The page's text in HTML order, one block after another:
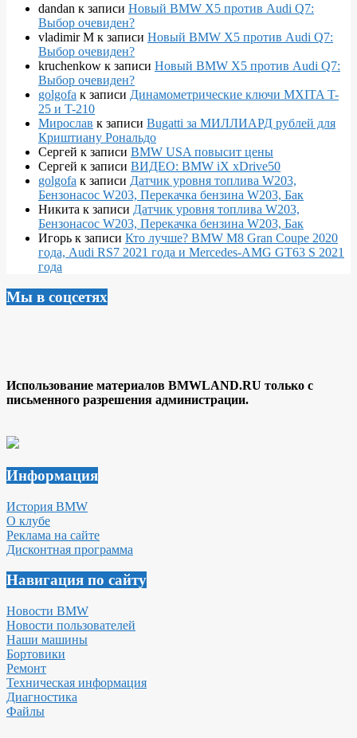
dandan к записи Новый BMW X5 против Audi Q7:
Выбор очевиден?
vladimir M к записи Новый BMW X5 против Audi Q7:
Выбор очевиден?
kruchenkow к записи Новый BMW X5 против Audi Q7:
Выбор очевиден?
golgofa к записи Динамометрические ключи MXITA T-
25 и T-210
Мирослав к записи Bugatti за МИЛЛИАРД рублей для
Криштиану Рональдо
Сергей к записи BMW USA повысит цены
Сергей к записи ВИДЕО: BMW iX xDrive50
golgofa к записи Датчик уровня топлива W203,
Бензонасос W203, Перекачка бензина W203, Бак
Никита к записи Датчик уровня топлива W203,
Бензонасос W203, Перекачка бензина W203, Бак
Игорь к записи Кто лучше? BMW M8 Gran Coupe 2020
года, Audi RS7 2021 года и Mercedes-AMG GT63 S 2021
года
Мы в соцсетях
Использование материалов BMWLAND.RU только с
письменного разрешения администрации.
Информация
История BMW
О клубе
Реклама на сайте
Дисконтная программа
Навигация по сайту
Новости BMW
Новости пользователей
Наши машины
Бортовики
Ремонт
Техническая информация
Диагностика
Файлы